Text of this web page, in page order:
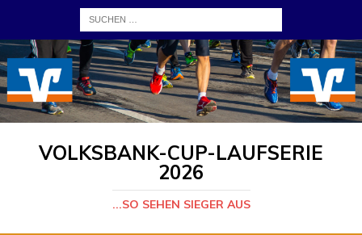
VOLKSBANK-CUP-LAUFSERIE
2026
...SO SEHEN SIEGER AUS